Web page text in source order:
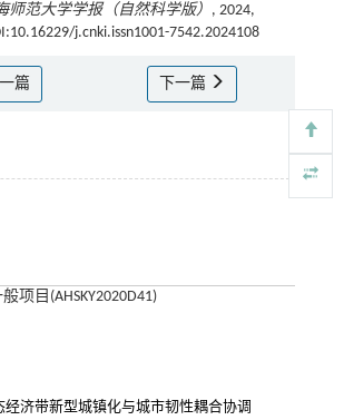
师范大学学报（自然科学版） , 2024,
j.cnki.issn1001-7542.2024108
一篇 下一篇
项目(AHSKY2020D41)